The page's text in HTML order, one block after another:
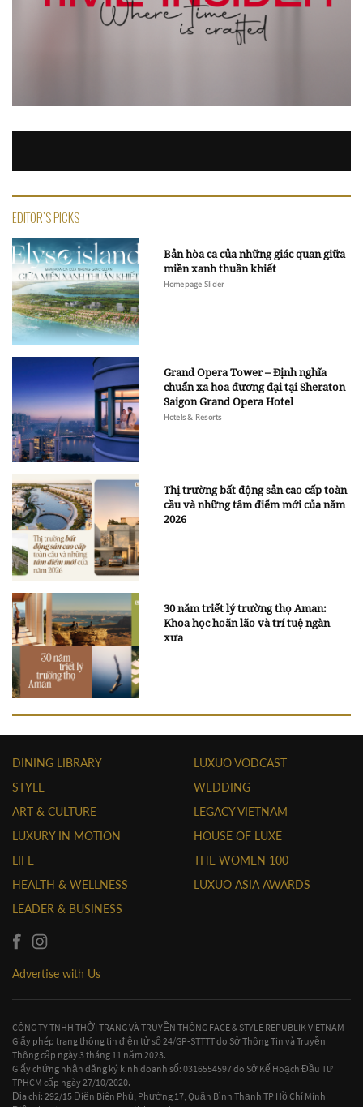
EDITOR'S PICKS
Bản hòa ca của những giác quan giữa
miền xanh thuần khiết
Homepage Slider
Grand Opera Tower – Định nghĩa
chuẩn xa hoa đương đại tại Sheraton
Saigon Grand Opera Hotel
Hotels & Resorts
Thị trường bất động sản cao cấp toàn
cầu và những tâm điểm mới của năm
2026
30 năm triết lý trường thọ Aman:
Khoa học hoãn lão và trí tuệ ngàn
xưa
DINING LIBRARY
STYLE
ART & CULTURE
LUXURY IN MOTION
LIFE
HEALTH & WELLNESS
LEADER & BUSINESS
LUXUO VODCAST
WEDDING
LEGACY VIETNAM
HOUSE OF LUXE
THE WOMEN 100
LUXUO ASIA AWARDS
Advertise with Us
CÔNG TY TNHH THỜI TRANG VÀ TRUYỀN THÔNG FACE & STYLE REPUBLIK VIETNAM
Giấy phép trang thông tin điện tử số 24/GP-STTTT do Sở Thông Tin và Truyền
Thông cấp ngày 3 tháng 11 năm 2023.
Giấy chứng nhận đăng ký kinh doanh số: 0316554597 do Sở Kế Hoạch Đầu Tư
TPHCM cấp ngày 27/10/2020.
Địa chỉ: 292/15 Điện Biên Phủ, Phường 17, Quận Bình Thạnh TP Hồ Chí Minh